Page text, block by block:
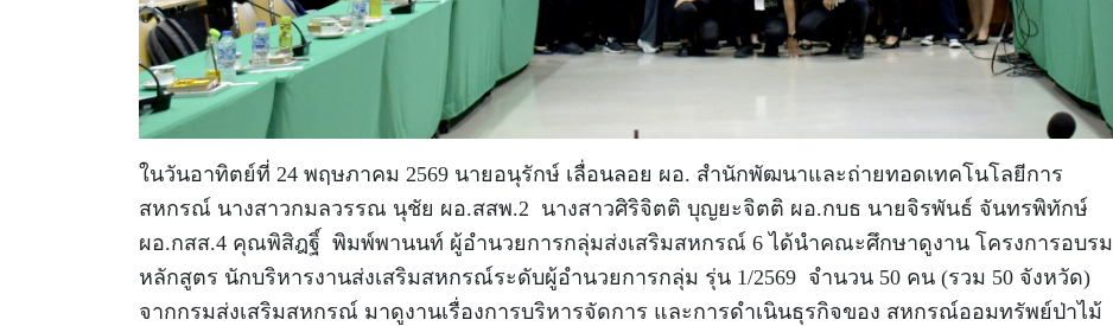
ในวันอาทิตย์ที่ 24 พฤษภาคม 2569 นายอนุรักษ์ เลื่อนลอย ผอ. สำนักพัฒนาและถ่ายทอดเทคโนโลยีการ
สหกรณ์ นางสาวกมลวรรณ นุชัย ผอ.สสพ.2 นางสาวศิริจิตติ บุญยะจิตติ ผอ.กบธ นายจิรพันธ์ จันทรพิทักษ์
ผอ.กสส.4 คุณพิสิฎฐิ์ พิมพ์พานนท์ ผู้อำนวยการกลุ่มส่งเสริมสหกรณ์ 6 ได้นำคณะศึกษาดูงาน โครงการอบรม
หลักสูตร นักบริหารงานส่งเสริมสหกรณ์ระดับผู้อำนวยการกลุ่ม รุ่น 1/2569 จำนวน 50 คน (รวม 50 จังหวัด)
จากกรมส่งเสริมสหกรณ์ มาดูงานเรื่องการบริหารจัดการ และการดำเนินธุรกิจของ สหกรณ์ออมทรัพย์ป่าไม้